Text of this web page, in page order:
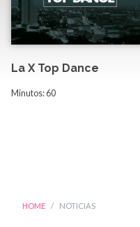
La X Top Dance
Minutos: 60
HOME NOTICIAS